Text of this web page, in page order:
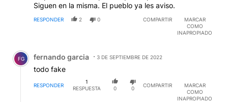
Siguen en la misma. El pueblo ya les aviso.
RESPONDER 2 0 COMPARTIR
MARCAR
COMO
INAPROPIADO
Comentario de fernando garcia.
FG fernando garcia 3 DE SEPTIEMBRE DE 2022
todo fake
RESPONDER
1
RESPUESTA
0 0
COMPARTIR
MARCAR
COMO
INAPROPIADO